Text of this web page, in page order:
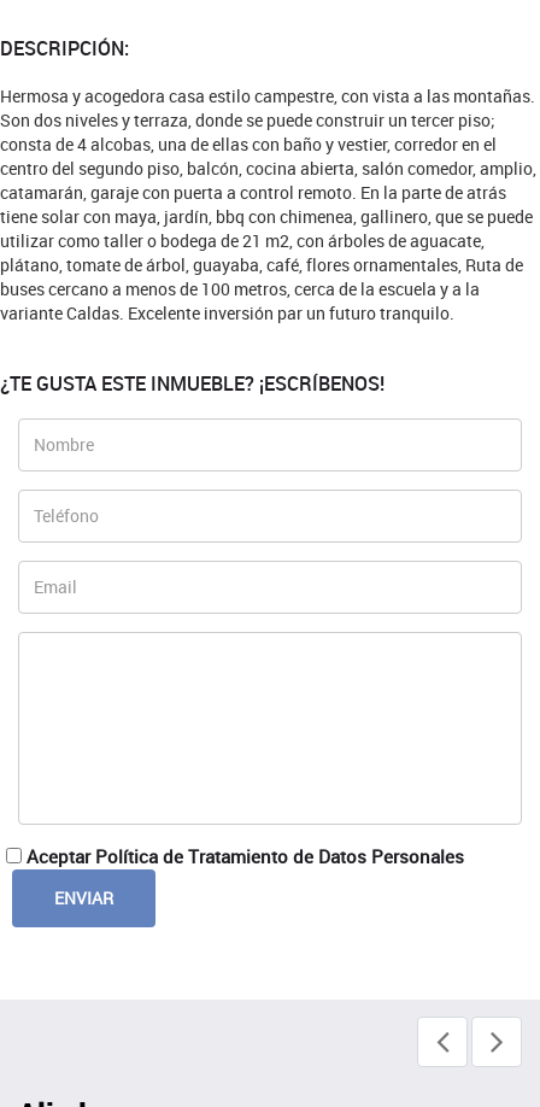
DESCRIPCIÓN:
Hermosa y acogedora casa estilo campestre, con vista a las montañas.
Son dos niveles y terraza, donde se puede construir un tercer piso;
consta de 4 alcobas, una de ellas con baño y vestier, corredor en el
centro del segundo piso, balcón, cocina abierta, salón comedor, amplio,
catamarán, garaje con puerta a control remoto. En la parte de atrás
tiene solar con maya, jardín, bbq con chimenea, gallinero, que se puede
utilizar como taller o bodega de 21 m2, con árboles de aguacate,
plátano, tomate de árbol, guayaba, café, flores ornamentales, Ruta de
buses cercano a menos de 100 metros, cerca de la escuela y a la
variante Caldas. Excelente inversión par un futuro tranquilo.
¿TE GUSTA ESTE INMUEBLE? ¡ESCRÍBENOS!
Aceptar Política de Tratamiento de Datos Personales